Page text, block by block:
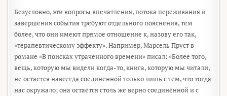
Безусловно, эти вопросы впечатления, потока переживания и
завершения события требуют отдельного пояснения, тем
более, что они имеют прямое отношение к, назову его так,
«терапевтическому эффекту». Например, Марсель Пруст в
романе «В поисках утраченного времени» писал: «Более того,
вещь, которую мы видели когда-то, книга, которую мы читали,
не остаётся навсегда соединённой только лишь с тем, что тогда
нас окружало; она остаётся столь же верно соединённой и с